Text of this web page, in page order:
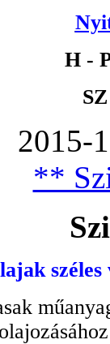
H -
2015-
**